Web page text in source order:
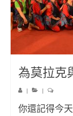
為莫拉克
| |
你還記得今